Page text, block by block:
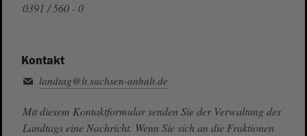
0391 / 560 - 0
Kontakt
landtag@lt.sachsen-anhalt.de
Mit diesem Kontaktformular senden Sie der Verwaltung des
Landtags eine Nachricht. Wenn Sie sich an die Fraktionen